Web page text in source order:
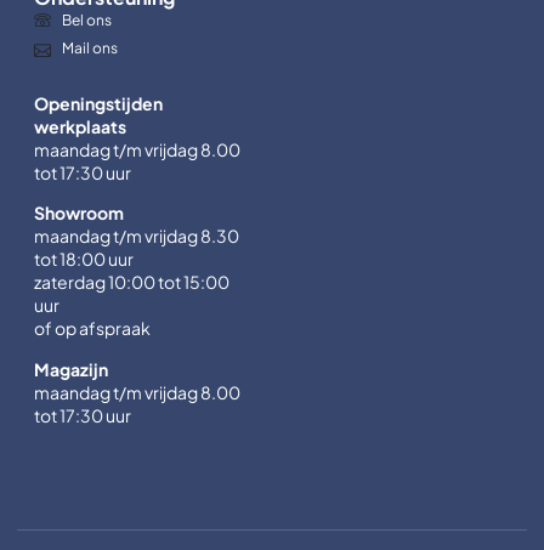
Bel ons
Mail ons
Openingstijden
werkplaats
maandag t/m vrijdag 8.00
tot 17:30 uur
Showroom
maandag t/m vrijdag 8.30
tot 18:00 uur
zaterdag 10:00 tot 15:00
uur
of op afspraak
Magazijn
maandag t/m vrijdag 8.00
tot 17:30 uur